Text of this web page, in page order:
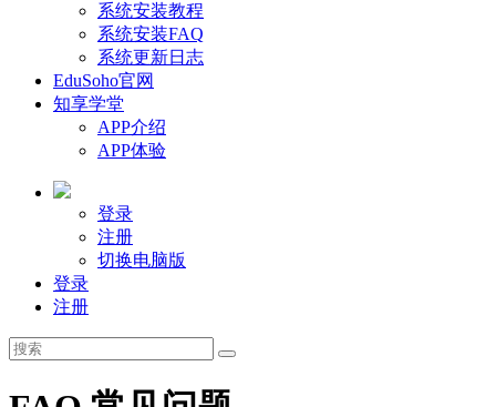
系统安装教程
系统安装FAQ
系统更新日志
EduSoho官网
知享学堂
APP介绍
APP体验
登录
注册
切换电脑版
登录
注册